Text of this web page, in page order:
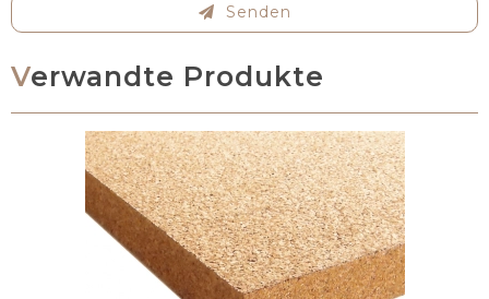
Senden
Verwandte Produkte